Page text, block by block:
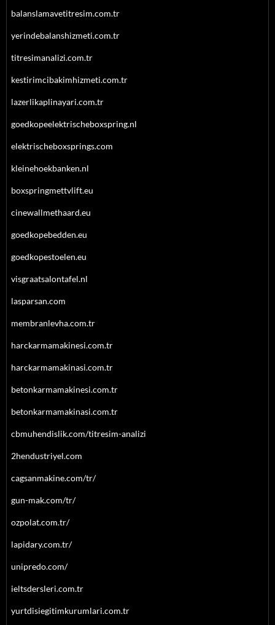
balanslamavetitresim.com.tr
yerindebalanshizmeti.com.tr
titresimanalizi.com.tr
kestirimcibakimhizmeti.com.tr
lazerlikaplinayari.com.tr
goedkopeelektrischeboxspring.nl
elektrischeboxsprings.com
kleinehoekbanken.nl
boxspringmettvlift.eu
cinewallmethaard.eu
goedkopebedden.eu
goedkopestoelen.eu
visgraatsalontafel.nl
lasparsan.com
membranlevha.com.tr
harckarmamakinesi.com.tr
harckarmamakinasi.com.tr
betonkarmamakinesi.com.tr
betonkarmamakinasi.com.tr
cbmuhendislik.com/titresim-analizi
2hendustriyel.com
cagsanmakine.com/tr/
gun-mak.com/tr/
ozpolat.com.tr/
lapidary.com.tr/
unipredo.com/
ieltsdersleri.com.tr
yurtdisiegitimkurumlari.com.tr